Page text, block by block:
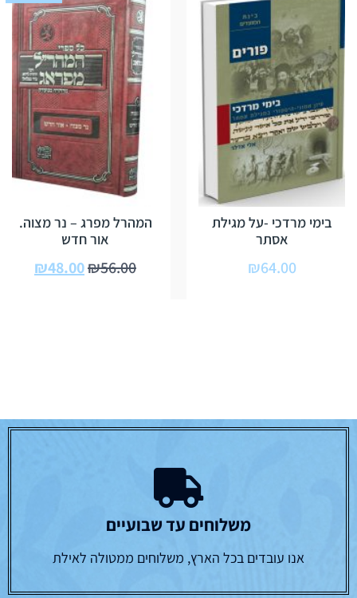
בימי מרדכי -על מגילת
אסתר
₪64.00
המהרל מפרג – נר מצוה.
אור חדש
₪56.00
₪48.00
משלוחים עד שבועיים
אנו עובדים בכל הארץ, משלוחים ממטולה לאילת